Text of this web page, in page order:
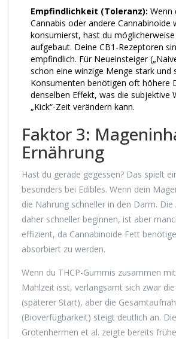
Empfindlichkeit (Toleranz): Wenn
Cannabis oder andere Cannabinoide
konsumierst, hast du
aufgebaut. Deine CB1-Rezeptoren
empfindlich. Für Neueinsteiger
schon eine winzige Menge stark und
Konsumenten benötigen oft höhere
denselben Effekt, was die subjektive
„Kick“-Zeit verändern kann.
Faktor 3:
Ernährung
Hast du gerade gegessen? Das spielt
besonders bei Edibles. Wenn dein
die Nahrung schneller in den Darm.
daher schneller beginnen, ist aber
effizient, da Cannabinoide Fett
absorbiert zu werden.
Wenn du THCP-Gummis zusammen
Mahlzeit isst, verlangsamt sich zwar
(späterer Start), aber die
(Bioverfügbarkeit) steigt deutlich an.
Grotenhermen et al. zeigte bereits